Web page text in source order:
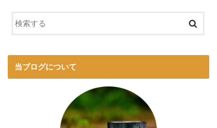
当ブログについて